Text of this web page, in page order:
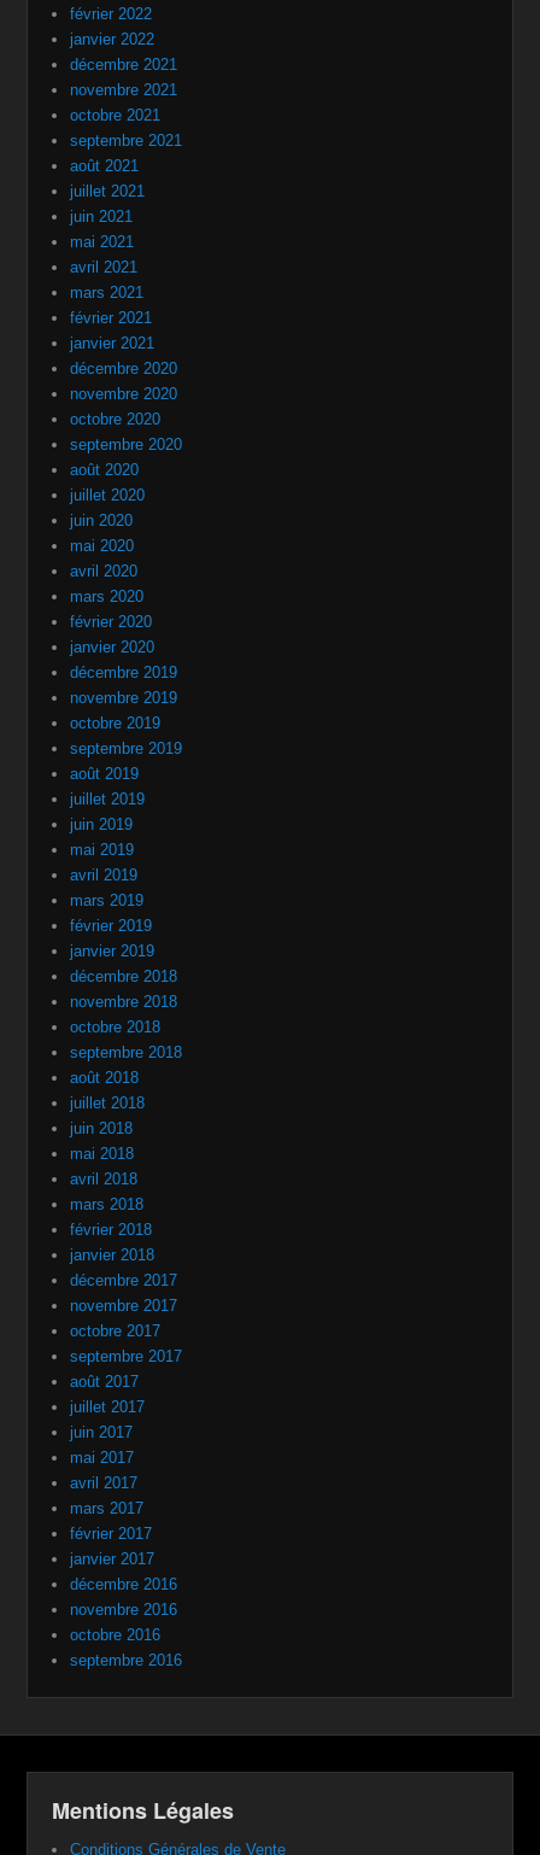
février 2022
janvier 2022
décembre 2021
novembre 2021
octobre 2021
septembre 2021
août 2021
juillet 2021
juin 2021
mai 2021
avril 2021
mars 2021
février 2021
janvier 2021
décembre 2020
novembre 2020
octobre 2020
septembre 2020
août 2020
juillet 2020
juin 2020
mai 2020
avril 2020
mars 2020
février 2020
janvier 2020
décembre 2019
novembre 2019
octobre 2019
septembre 2019
août 2019
juillet 2019
juin 2019
mai 2019
avril 2019
mars 2019
février 2019
janvier 2019
décembre 2018
novembre 2018
octobre 2018
septembre 2018
août 2018
juillet 2018
juin 2018
mai 2018
avril 2018
mars 2018
février 2018
janvier 2018
décembre 2017
novembre 2017
octobre 2017
septembre 2017
août 2017
juillet 2017
juin 2017
mai 2017
avril 2017
mars 2017
février 2017
janvier 2017
décembre 2016
novembre 2016
octobre 2016
septembre 2016
Mentions Légales
Conditions Générales de Vente